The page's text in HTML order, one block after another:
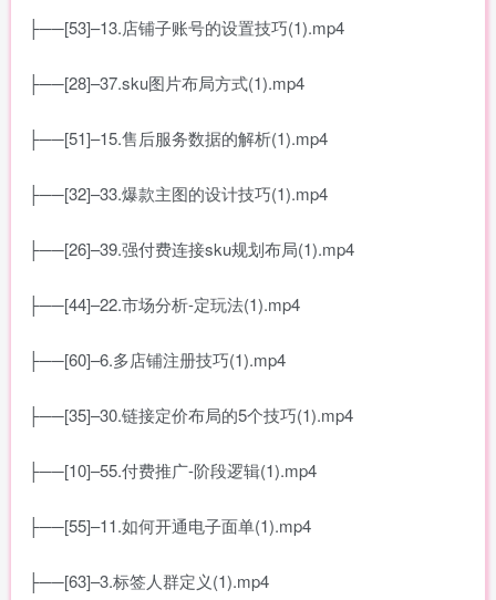
├──[53]–13.店铺子账号的设置技巧(1).mp4
├──[28]–37.sku图片布局方式(1).mp4
├──[51]–15.售后服务数据的解析(1).mp4
├──[32]–33.爆款主图的设计技巧(1).mp4
├──[26]–39.强付费连接sku规划布局(1).mp4
├──[44]–22.市场分析-定玩法(1).mp4
├──[60]–6.多店铺注册技巧(1).mp4
├──[35]–30.链接定价布局的5个技巧(1).mp4
├──[10]–55.付费推广-阶段逻辑(1).mp4
├──[55]–11.如何开通电子面单(1).mp4
├──[63]–3.标签人群定义(1).mp4